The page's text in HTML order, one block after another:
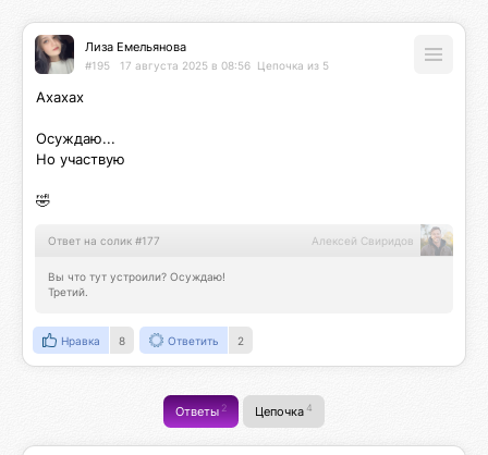
Лиза Емельянова
#195 17 августа 2025 в 08:56 Цепочка из 5
Ахахах
Осуждаю...
Но участвую
🤣
Ответ на солик #177 Алексей Свиридов
Вы что тут устроили? Осуждаю!
Третий.
Нравка 8 Ответить 2
Ответы2 Цепочка 4